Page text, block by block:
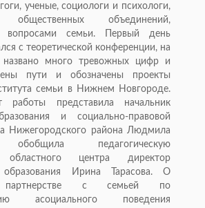
ученые, социологи и психологи,
общественных объединений,
вопросами семьи. Первый день
с теоретической конференции, на
много тревожных цифр и
пути и обозначены проекты
семьи в Нижнем Новгороде.
работы представила начальник
и социально-правовой
Нижегородского района Людмила
обобщила педагогическую
областного центра директор
образования Ирина Тарасова. О
партнерстве с семьей по
асоциального поведения